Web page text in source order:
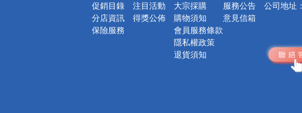
促銷目錄
分店資訊
保險服務
注目活動
得獎公佈
大宗採購
購物須知
會員服務條款
隱私權政策
退貨須知
服務公告
意見信箱
公司地址：